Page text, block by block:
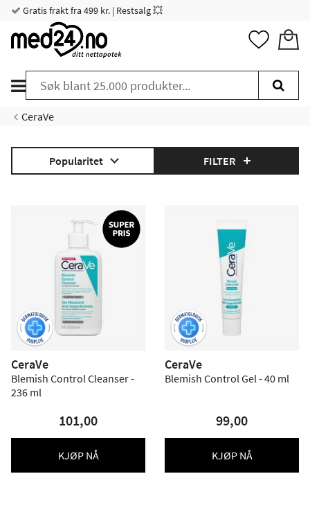
Gratis frakt fra 499 kr. | Restsalg 💥
CeraVe
Popularitet FILTER
CeraVe
Blemish Control Cleanser -
236 ml
101,00
KJØP NÅ
CeraVe
Blemish Control Gel - 40 ml
99,00
KJØP NÅ